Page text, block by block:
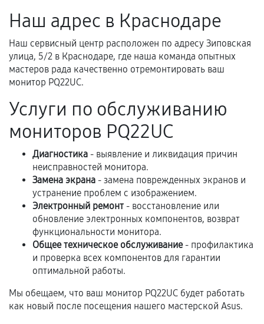
механические повреждения, попадание влаги,
перегрев, коррозия.
Самостоятельный ремонт или вмешательство
третьих лиц.
Естественный износ деталей, если иное не
предусмотрено отдельно.
Обращение после окончания гарантийного
срока.
Программные сбои, если это не указано в
отдельных условиях.
Если комплектующие куплены
самостоятельно
Гарантия на выполненные работы может
сохраняться полностью или частично, если
Предоставленные детали подходят по
техническим параметрам и не имеют внешних
Наш адрес в Краснодаре
Наш сервисный центр расположен по адресу Зиповская
улица, 5/2 в Краснодаре, где наша команда опытных
мастеров рада качественно отремонтировать ваш
монитор PQ22UC.
Услуги по обслуживанию
мониторов PQ22UC
Диагностика - выявление и ликвидация причин
неисправностей монитора.
Замена экрана - замена поврежденных экранов и
устранение проблем с изображением.
Электронный ремонт - восстановление или
обновление электронных компонентов, возврат
функциональности монитора.
Общее техническое обслуживание- профилактика
и проверка всех компонентов для гарантии
оптимальной работы.
Мы обещаем, что ваш монитор PQ22UC будет работать
как новый после посещения нашего мастерской Asus.